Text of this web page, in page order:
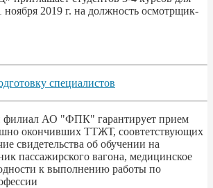
ноября 2019 г. на должность осмотрщик-
специалистов
филиал АО "ФПК" гарантирует прием
окончивших ТТЖТ, соовтетствующих
свидетельства об обучении на
пассажирского вагона, медицинское
к выполнению работы по